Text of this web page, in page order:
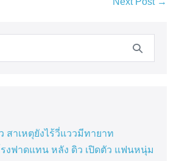
สาเหตุยังไร้วี่แววมีทายาท
งฟาดแทน หลัง ดิว เปิดตัว แฟนหนุ่ม